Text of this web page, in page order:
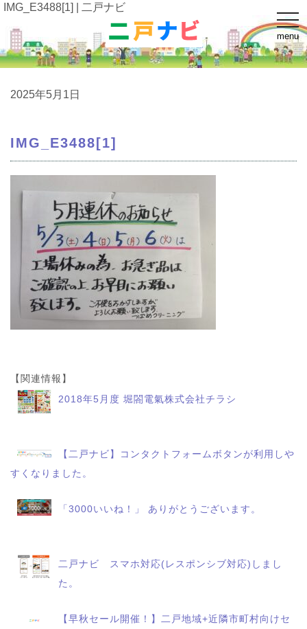
t
o
g
g
l
e
o
menu
IMG_E3488[1] | 二戸ナビ
2025年5月1日
IMG_E3488[1]
【関連情報】
2018年5月度 堀閤電氣株式会社チラシ
【二戸ナビ】コンタクトフォームボタンが利用しや
すくなりました。
「3000いいね！」 ありがとうございます。
二戸ナビ スマホ対応(レスポンシブ対応)しまし
た。
【早秋セール開催！】二戸地域+近隣市町村向けセ